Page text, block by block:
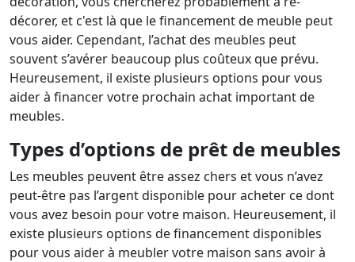
décorer, et c'est là que le financement de meuble peut
vous aider. Cependant, l’achat des meubles peut
souvent s’avérer beaucoup plus coûteux que prévu.
Heureusement, il existe plusieurs options pour vous
aider à financer votre prochain achat important de
meubles.
Types d’options de prêt de meubles
Les meubles peuvent être assez chers et vous n’avez
peut-être pas l’argent disponible pour acheter ce dont
vous avez besoin pour votre maison. Heureusement, il
existe plusieurs options de financement disponibles
pour vous aider à meubler votre maison sans avoir à